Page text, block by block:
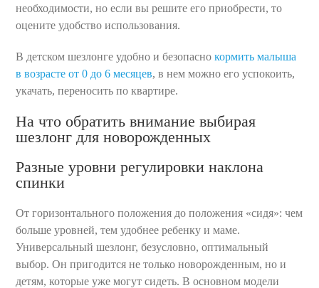
необходимости, но если вы решите его приобрести, то
оцените удобство использования.
В детском шезлонге удобно и безопаснокормить малыша
в возрасте от 0 до 6 месяцев, в нем можно его успокоить,
укачать, переносить по квартире.
На что обратить внимание выбирая
шезлонг для новорожденных
Разные уровни регулировки наклона
спинки
От горизонтального положения до положения «сидя»: чем
больше уровней, тем удобнее ребенку и маме.
Универсальный шезлонг, безусловно, оптимальный
выбор. Он пригодится не только новорожденным, но и
детям, которые уже могут сидеть. В основном модели